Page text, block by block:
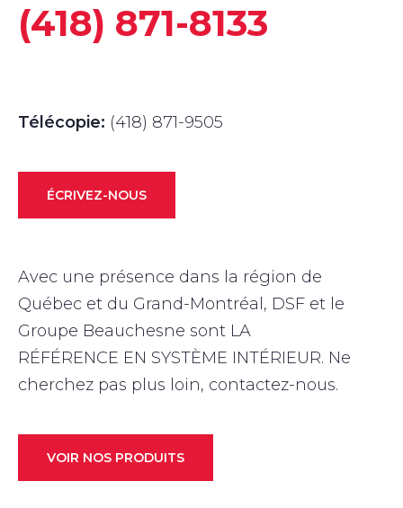
(418) 871-8133
Télécopie: (418) 871-9505
ÉCRIVEZ-NOUS
Avec une présence dans la région de
Québec et du Grand-Montréal, DSF et le
Groupe Beauchesne sont LA
RÉFÉRENCE EN SYSTÈME INTÉRIEUR. Ne
cherchez pas plus loin, contactez-nous.
VOIR NOS PRODUITS